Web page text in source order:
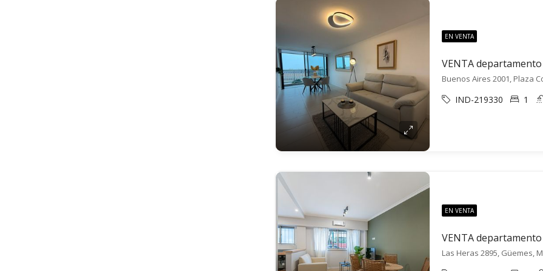
EN VENTA
Buenos Aires 2001, Plaza
IND-219330 1
EN VENTA
Las Heras 2895, Güemes,